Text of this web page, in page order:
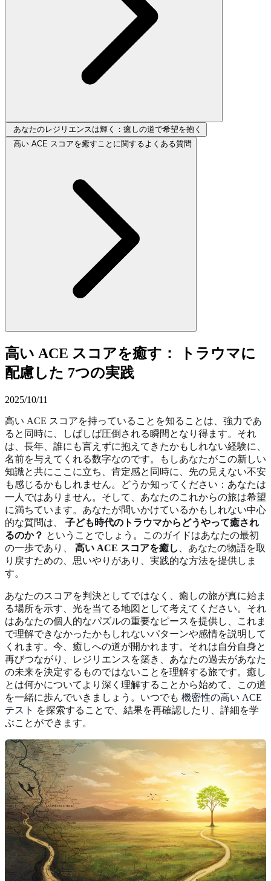
あなたのレジリエンスは輝く：癒しの道で希望を抱く
高い ACE スコアを癒すことに関するよくある質問
高い ACE スコアを癒す： トラウマに
配慮した 7つの実践
2025/10/11
高い ACE スコアを持っていることを知ることは、強力であ
ると同時に、しばしば圧倒される瞬間となり得ます。それ
は、長年、誰にも言えずに抱えてきたかもしれない経験に、
名前を与えてくれる数字なのです。もしあなたがこの新しい
知識と共にここに立ち、肯定感と同時に、先の見えない不安
も感じるかもしれません。どうか知ってください：あなたは
一人ではありません。そして、あなたのこれからの旅は希望
に満ちています。あなたが問いかけているかもしれない中心
的な質問は、 子ども時代のトラウマからどうやって癒され
るのか？ ということでしょう。このガイドはあなたの最初
の一歩であり、 高い ACE スコアを癒し
、あなたの物語を取
り戻すための、思いやりがあり、実践的な方法を提供しま
す。
あなたのスコアを判決としてではなく、癒しの旅が真に始ま
る場所を示す、光を当てる地図として考えてください。それ
はあなたの個人的なパズルの重要なピースを提供し、これま
で理解できなかったかもしれないパターンや感情を説明して
くれます。今、癒しへの道が開かれます。それは自分自身と
再びつながり、レジリエンスを築き、あなたの過去があなた
の未来を決定するものではないことを理解する旅です。癒し
とは何かについてより深く理解することから始めて、この道
を一緒に歩んでいきましょう。いつでも 機密性の高い ACE
テスト を探索することで、結果を再確認したり、詳細を学
ぶことができます。